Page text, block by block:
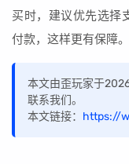
买时，建议优先选择
付款，这样更有保障。
本文由歪玩家于
联系我们。
本文链接： https://